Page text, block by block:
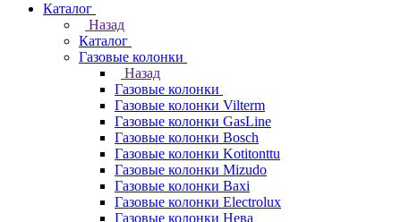
Каталог
Назад
Каталог
Газовые колонки
Назад
Газовые колонки
Газовые колонки Vilterm
Газовые колонки GasLine
Газовые колонки Bosch
Газовые колонки Kotitonttu
Газовые колонки Mizudo
Газовые колонки Baxi
Газовые колонки Electrolux
Газовые колонки Нева